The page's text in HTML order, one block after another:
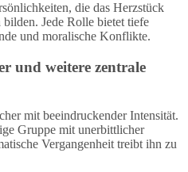
die das Herzstück
bilden. Jede Rolle bietet tiefe
und moralische Konflikte.
und weitere zentrale
mit beeindruckender Intensität.
Gruppe mit unerbittlicher
Vergangenheit treibt ihn zu